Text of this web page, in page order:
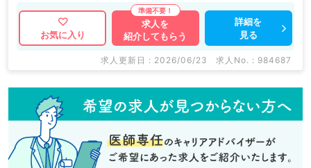
お気に入り
求人を
紹介してもらう
詳細を
見る
求人更新日 : 2026/06/23 求人No. : 984687